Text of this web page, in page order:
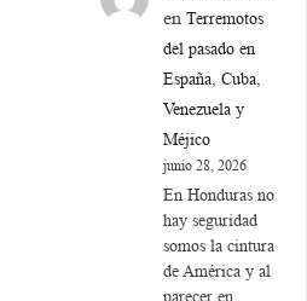
enTerremotos
del pasado en
España, Cuba,
Venezuela y
Méjico
junio 28, 2026
En Honduras no
hay seguridad
somos la cintura
de América y al
parecer en